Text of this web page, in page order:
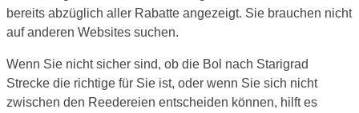
bereits abzüglich aller Rabatte angezeigt. Sie brauchen nicht
auf anderen Websites suchen.
Wenn Sie nicht sicher sind, ob die Bol nach Starigrad
Strecke die richtige für Sie ist, oder wenn Sie sich nicht
zwischen den Reedereien entscheiden können, hilft es